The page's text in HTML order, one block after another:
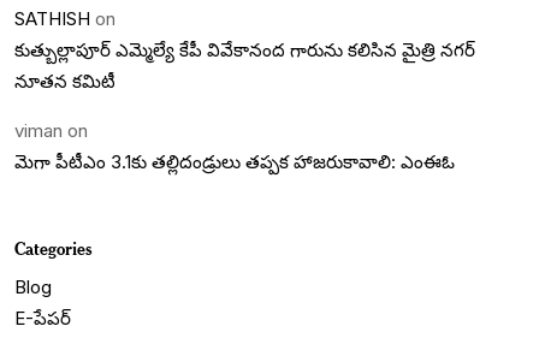
SATHISH on
కుత్బుల్లాపూర్ ఎమ్మెల్యే కేపీ వివేకానంద గారును కలిసిన మైత్రి నగర్
నూతన కమిటీ
viman on
మెగా పీటీఎం 3.1కు తల్లిదండ్రులు తప్పక హాజరుకావాలి: ఎంఈఓ
Categories
Blog
E-పేపర్